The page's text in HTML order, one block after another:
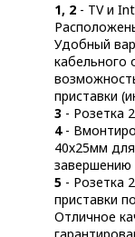
1, 2 - TV и
Удобный
кабельного
приставки
3 - Розетка
4-
40х25мм
завершению
5 - Розетка
приставки
Отличное